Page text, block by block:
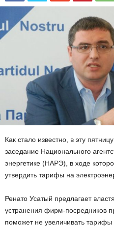
Как стало известно, в эту
заседание Национального
энергетике (НАРЭ), в ходе
утвердить тарифы на
Ренато Усатый предлагает
устранения фирм-посредников
поможет не увеличивать тарифы